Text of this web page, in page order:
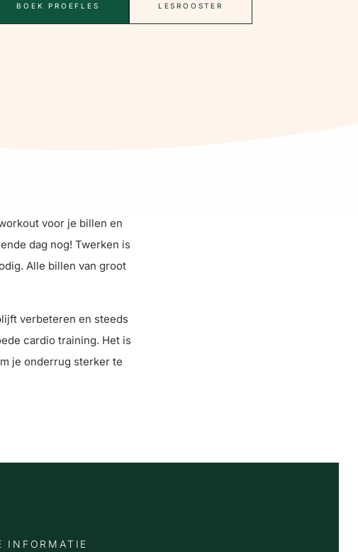
BOEK PROEFLES LESROOSTER
voor je billen en
dag nog! Twerken is
Alle billen van groot
verbeteren en steeds
cardio training. Het is
je onderrug sterker te
INFORMATIE